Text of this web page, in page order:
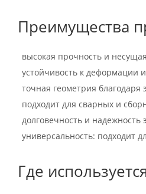
Преимущества
высокая прочность и
устойчивость к деформации
точная геометрия благодаря
подходит для сварных и
долговечность и надежность
универсальность: подходит
Где